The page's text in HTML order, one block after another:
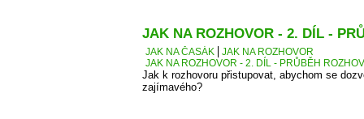
JAK NA ROZHOVOR - 2. DÍL -
JAK NA ČASÁK
JAK NA ROZHOVOR
JAK NA ROZHOVOR - 2. DÍL - PRŮBĚH
Jak k rozhovoru přistupovat, abychom se
zajímavého?